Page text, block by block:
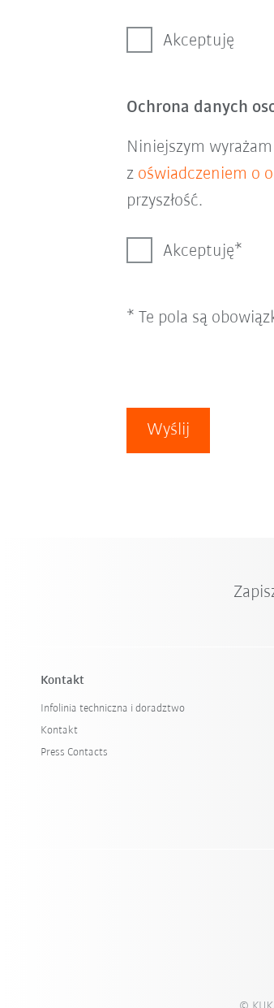
Akceptuję
Ochrona danych
Niniejszym
z oświadczeniem o
przyszłość.
Akceptuję
* Te pola są
Wyślij
Kontakt
Infolinia techniczna i doradztwo
Kontakt
Press Contacts